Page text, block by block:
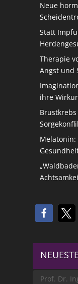
Neue
Statt
Therapie
Angst und
ihre
Melatonin:
Prof. Dr.